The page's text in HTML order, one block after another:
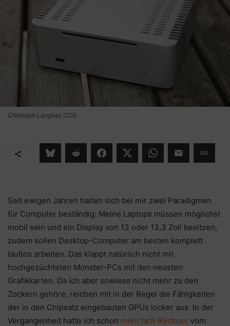
Christoph Langner, CC0
Seit ewigen Jahren halten sich bei mir zwei Paradigmen
für Computer beständig: Meine Laptops müssen möglichst
mobil sein und ein Display von 13 oder 13,3 Zoll besitzen,
zudem sollen Desktop-Computer am besten komplett
lautlos arbeiten. Das klappt natürlich nicht mit
hochgezüchteten Monster-PCs mit den neusten
Grafikkarten. Da ich aber sowieso nicht mehr zu den
Zockern gehöre, reichen mit in der Regel die Fähigkeiten
der in den Chipsatz eingebauten GPUs locker aus. In der
Vergangenheit hatte ich schon mehrfach Rechner vom